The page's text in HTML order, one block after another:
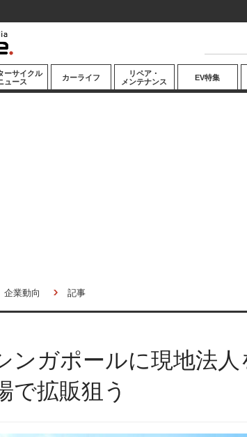
ーサイクル
ュース
カーライフ
リペア・
メンテナンス
EV特集
企業動向 記事
ンガポールに現地法
で拡販狙う